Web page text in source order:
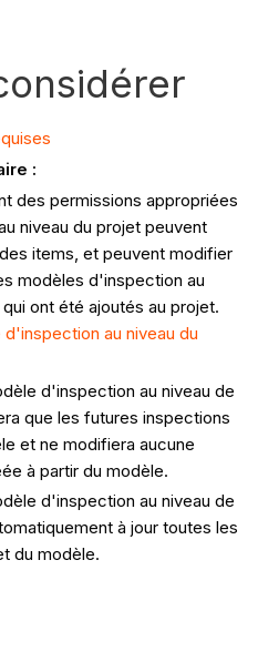
:
des permissions appropriées
niveau du projet peuvent
items, et peuvent modifier
modèles d'inspection au
ont été ajoutés au projet.
au niveau du
d'inspection au niveau de
que les futures inspections
et ne modifiera aucune
à partir du modèle.
d'inspection au niveau de
à jour toutes les
du modèle.